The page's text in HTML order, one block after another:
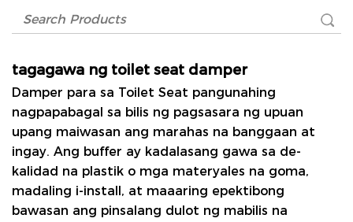
tagagawa ng toilet seat damper
Damper para sa Toilet Seat pangunahing
nagpapabagal sa bilis ng pagsasara ng upuan
upang maiwasan ang marahas na banggaan at
ingay. Ang buffer ay kadalasang gawa sa de-
kalidad na plastik o mga materyales na goma,
madaling i-install, at maaaring epektibong
bawasan ang pinsalang dulot ng mabilis na